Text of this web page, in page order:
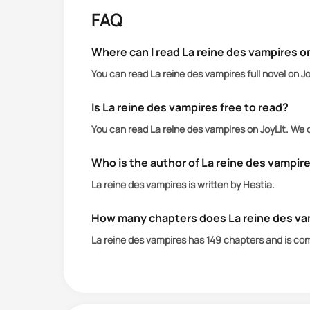
représenter sa meute. Elle ne peut
Et pas n'importe quel vampire
FAQ
Where can I read La reine des vampires
You can read La reine des vampires full novel on
Is La reine des vampires free to read?
You can read La reine des vampires on JoyLit.
Who is the author of La reine des
La reine des vampires is written by Hestia.
How many chapters does La reine des
La reine des vampires has 149 chapters and is